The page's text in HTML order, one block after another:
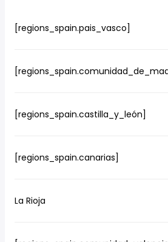
[regions_spain.pais_vasco]
[regions_spain.castilla_y_león]
[regions_spain.canarias]
La Rioja